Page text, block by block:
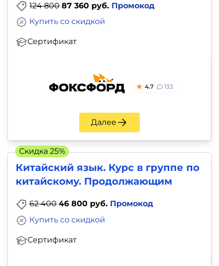
124 800 87 360 руб. Промокод
Сертификат
Купить со скидкой
4.7 133
Далее
Китайский язык. Курс в группе по
китайскому. Продолжающим
62 400 46 800 руб. Промокод
Сертификат
Купить со скидкой
Скидка 25%
Репетиторы
Тесты
профориентацию